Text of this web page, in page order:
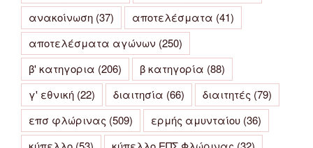
ανακοίνωση (37) αποτελέσματα (41)
αποτελέσματα αγώνων (250)
β' κατηγορια (206) β κατηγορία (88)
γ' εθνική (22) διαιτησία (66) διαιτητές (79)
επσ φλώρινας (509) ερμής αμυνταίου (36)